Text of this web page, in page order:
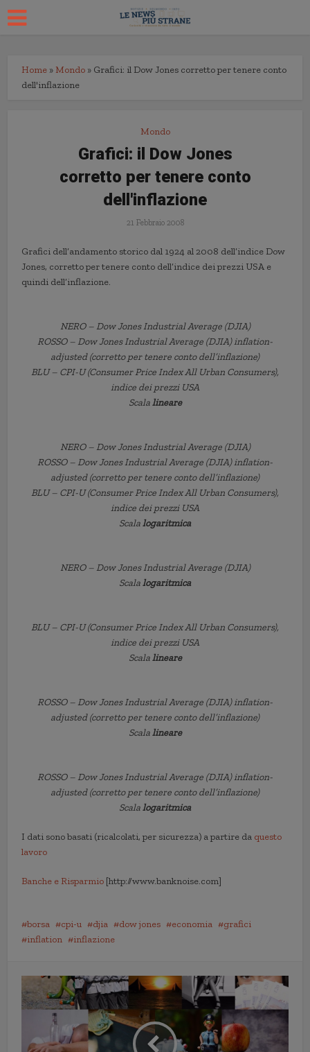
Home » Mondo » Grafici: il Dow Jones corretto per tenere conto
dell'inflazione
Mondo
Grafici: il Dow Jones
corretto per tenere conto
dell'inflazione
21 Febbraio 2008
Grafici dell’andamento storico dal 1924 al 2008 dell’indice Dow
Jones, corretto per tenere conto dell’indice dei prezzi USA e
quindi dell’inflazione.
NERO – Dow Jones Industrial Average (DJIA)
ROSSO – Dow Jones Industrial Average (DJIA) inflation-
adjusted (corretto per tenere conto dell’inflazione)
BLU – CPI-U (Consumer Price Index All Urban Consumers),
indice dei prezzi USA
Scalalineare
NERO – Dow Jones Industrial Average (DJIA)
ROSSO – Dow Jones Industrial Average (DJIA) inflation-
adjusted (corretto per tenere conto dell’inflazione)
BLU – CPI-U (Consumer Price Index All Urban Consumers),
indice dei prezzi USA
Scalalogaritmica
NERO – Dow Jones Industrial Average (DJIA)
Scalalogaritmica
BLU – CPI-U (Consumer Price Index All Urban Consumers),
indice dei prezzi USA
Scalalineare
ROSSO – Dow Jones Industrial Average (DJIA) inflation-
adjusted (corretto per tenere conto dell’inflazione)
Scalalineare
ROSSO – Dow Jones Industrial Average (DJIA) inflation-
adjusted (corretto per tenere conto dell’inflazione)
Scalalogaritmica
I dati sono basati (ricalcolati, per sicurezza) a partire da questo
lavoro
Banche e Risparmio [http://www.banknoise.com]
borsa cpi-u djia dow jones economia
grafici
inflation
inflazione